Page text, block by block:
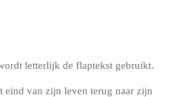
letterlijk de flaptekst gebruikt.
eind van zijn leven terug naar zijn